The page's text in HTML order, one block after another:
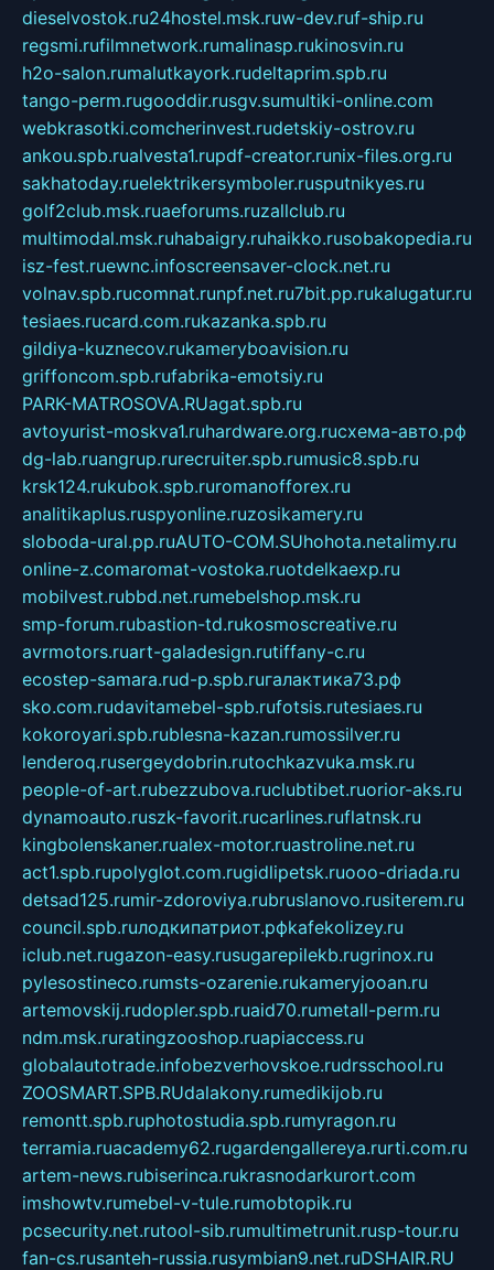
dieselvostok.ru24hostel.msk.ruw-dev.ruf-ship.ru
regsmi.rufilmnetwork.rumalinasp.rukinosvin.ru
h2o-salon.rumalutkayork.rudeltaprim.spb.ru
tango-perm.rugooddir.rusgv.sumultiki-online.com
webkrasotki.comcherinvest.rudetskiy-ostrov.ru
ankou.spb.rualvesta1.rupdf-creator.runix-files.org.ru
sakhatoday.ruelektrikersymboler.rusputnikyes.ru
golf2club.msk.ruaeforums.ruzallclub.ru
multimodal.msk.ruhabaigry.ruhaikko.rusobakopedia.ru
isz-fest.ruewnc.infoscreensaver-clock.net.ru
volnav.spb.rucomnat.runpf.net.ru7bit.pp.rukalugatur.ru
tesiaes.rucard.com.rukazanka.spb.ru
gildiya-kuznecov.rukameryboavision.ru
griffoncom.spb.rufabrika-emotsiy.ru
PARK-MATROSOVA.RUagat.spb.ru
avtoyurist-moskva1.ruhardware.org.ruсхема-авто.рф
dg-lab.ruangrup.rurecruiter.spb.rumusic8.spb.ru
krsk124.rukubok.spb.ruromanofforex.ru
analitikaplus.ruspyonline.ruzosikamery.ru
sloboda-ural.pp.ruAUTO-COM.SUhohota.netalimy.ru
online-z.comaromat-vostoka.ruotdelkaexp.ru
mobilvest.rubbd.net.rumebelshop.msk.ru
smp-forum.rubastion-td.rukosmoscreative.ru
avrmotors.ruart-galadesign.rutiffany-c.ru
ecostep-samara.rud-p.spb.ruгалактика73.рф
sko.com.rudavitamebel-spb.rufotsis.rutesiaes.ru
kokoroyari.spb.rublesna-kazan.rumossilver.ru
lenderoq.rusergeydobrin.rutochkazvuka.msk.ru
people-of-art.rubezzubova.ruclubtibet.ruorior-aks.ru
dynamoauto.ruszk-favorit.rucarlines.ruflatnsk.ru
kingbolenskaner.rualex-motor.ruastroline.net.ru
act1.spb.rupolyglot.com.rugidlipetsk.ruooo-driada.ru
detsad125.rumir-zdoroviya.rubruslanovo.rusiterem.ru
council.spb.ruлодкипатриот.рфkafekolizey.ru
iclub.net.rugazon-easy.rusugarepilekb.rugrinox.ru
pylesostineco.rumsts-ozarenie.rukameryjooan.ru
artemovskij.rudopler.spb.ruaid70.rumetall-perm.ru
ndm.msk.ruratingzooshop.ruapiaccess.ru
globalautotrade.infobezverhovskoe.rudrsschool.ru
ZOOSMART.SPB.RUdalakony.rumedikijob.ru
remontt.spb.ruphotostudia.spb.rumyragon.ru
terramia.ruacademy62.rugardengallereya.rurti.com.ru
artem-news.rubiserinca.rukrasnodarkurort.com
imshowtv.rumebel-v-tule.rumobtopik.ru
pcsecurity.net.rutool-sib.rumultimetrunit.rusp-tour.ru
fan-cs.rusanteh-russia.rusymbian9.net.ruDSHAIR.RU